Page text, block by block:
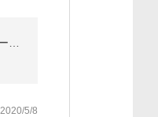
2020/5/8